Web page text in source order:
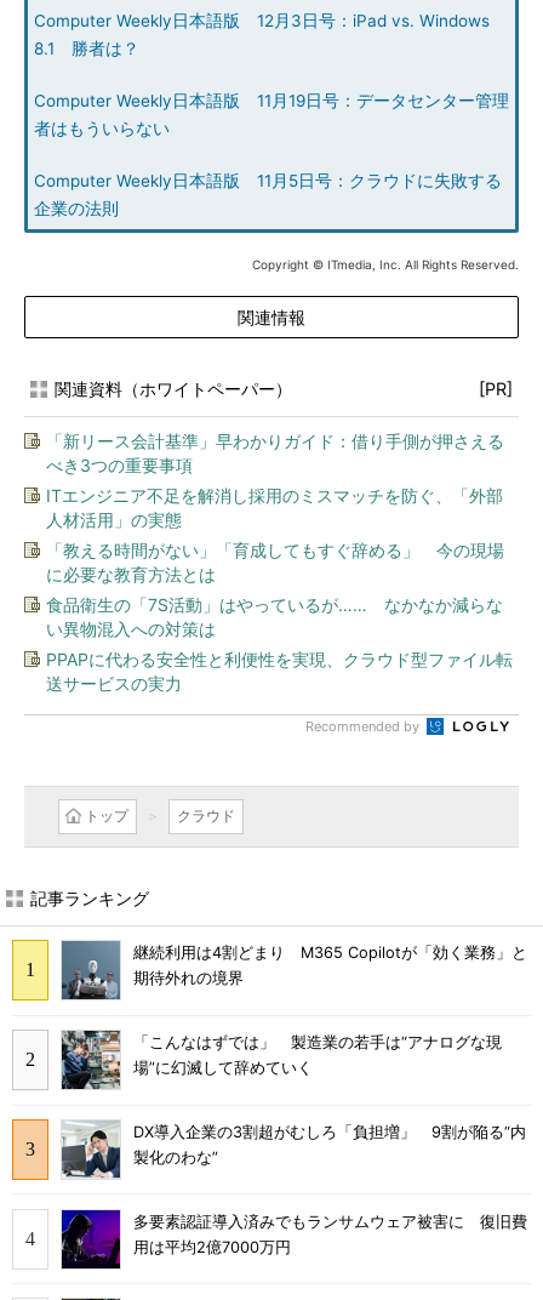
Computer Weekly日本語版 12月3日号：iPad vs. Windows
8.1 勝者は？
Computer Weekly日本語版 11月19日号：データセンター管理
者はもういらない
Computer Weekly日本語版 11月5日号：クラウドに失敗する
企業の法則
Copyright © ITmedia, Inc. All Rights Reserved.
関連情報
関連資料（ホワイトペーパー） [PR]
「新リース会計基準」早わかりガイド：借り手側が押さえる
べき3つの重要事項
ITエンジニア不足を解消し採用のミスマッチを防ぐ、「外部
人材活用」の実態
「教える時間がない」「育成してもすぐ辞める」 今の現場
に必要な教育方法とは
食品衛生の「7S活動」はやっているが…… なかなか減らな
い異物混入への対策は
PPAPに代わる安全性と利便性を実現、クラウド型ファイル転
送サービスの実力
Recommended by
トップ クラウド
記事ランキング
継続利用は4割どまり M365 Copilotが「効く業務」と
期待外れの境界
「こんなはずでは」 製造業の若手は“アナログな現
場”に幻滅して辞めていく
DX導入企業の3割超がむしろ「負担増」 9割が陥る“内
製化のわな”
多要素認証導入済みでもランサムウェア被害に 復旧費
用は平均2億7000万円